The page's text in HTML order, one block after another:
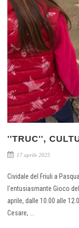
''TRUC'',
17 aprile 2025
Cividale del Friuli a
l'entusiasmante Gioco
aprile, dalle 10.00 alle
Cesare, ...